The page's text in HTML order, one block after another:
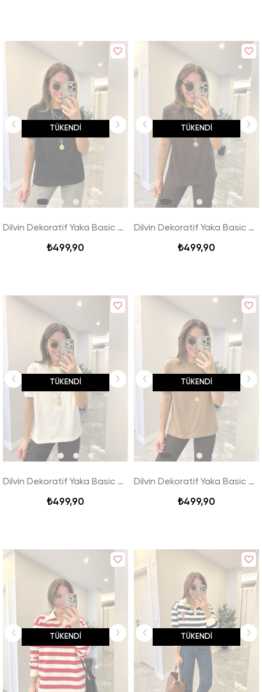
TÜKENDI
Dilvin Dekoratif Yaka Basic Tshirt - Siyah
₺499,90
TÜKENDI
Dilvin Dekoratif Yaka Basic Tshirt - Kahverengi
₺499,90
TÜKENDI
Dilvin Dekoratif Yaka Basic Tshirt - Ekru
₺499,90
TÜKENDI
Dilvin Dekoratif Yaka Basic Tshirt - Vizon
₺499,90
TÜKENDI TÜKENDI